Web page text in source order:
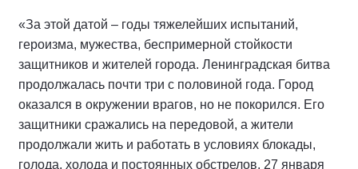
«За этой датой – годы тяжелейших испытаний,
героизма, мужества, беспримерной стойкости
защитников и жителей города. Ленинградская битва
продолжалась почти три с половиной года. Город
оказался в окружении врагов, но не покорился. Его
защитники сражались на передовой, а жители
продолжали жить и работать в условиях блокады,
голода, холода и постоянных обстрелов. 27 января